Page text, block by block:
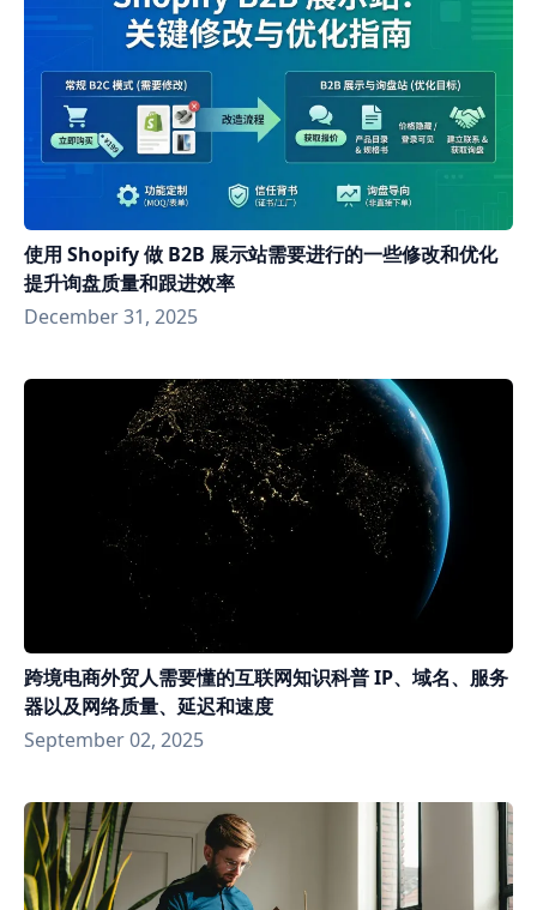
使用 Shopify 做 B2B 展示站需要进行的一些修改和优化
提升询盘质量和跟进效率
December 31, 2025
跨境电商外贸人需要懂的互联网知识科普 IP、域名、服务
器以及网络质量、延迟和速度
September 02, 2025